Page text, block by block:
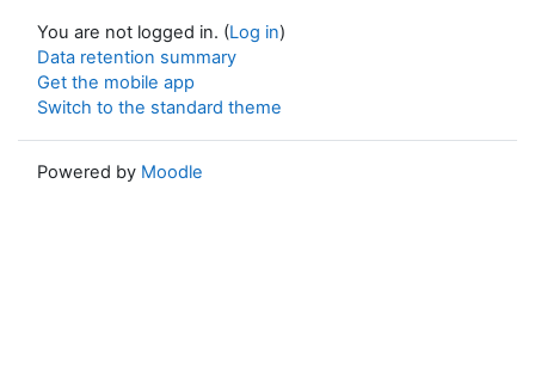
You are not logged in. (Log in)
Data retention summary
Get the mobile app
Switch to the standard theme
Powered by Moodle